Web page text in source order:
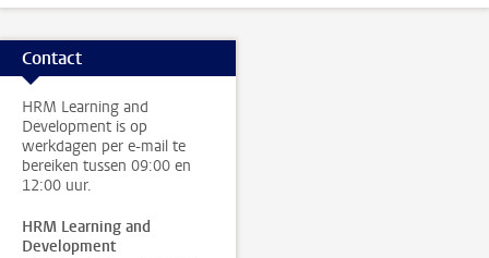
Contact
HRM Learning and
Development is op
werkdagen per e-mail te
bereiken tussen 09:00 en
12:00 uur.
HRM Learning and
Development